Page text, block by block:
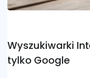
Wyszukiwarki
tylko Google